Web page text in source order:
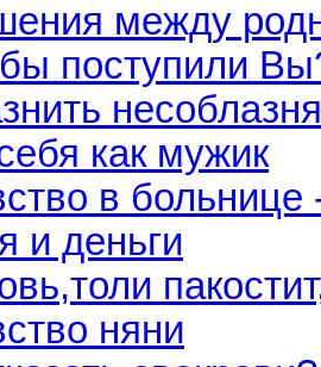
между
поступили
как мужик
в больнице
и деньги
няни